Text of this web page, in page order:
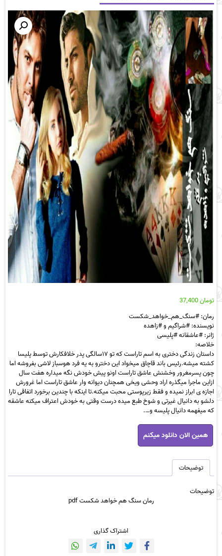
تومان37,400
رمان: #سنگ_هم_خواهد_شکست
نویسنده: #شراگیم و #زاهده
ژانر: #عاشقانه #پلیسی
خلاصه:
داستان زندگی دختری به اسم تاراست که تو ۱۷سالگی پدر خلافکارش توسط پلیسا
کشته میشه.رئیس باند قاچاق میخواد این دخترو به یه فرد هوسباز لاشی بفروشه اما
چون پسرمغرور وخشنش عاشق تاراست اونو پیش خودش نگه میداره هفت سال
ازاین ماجرا میگذره اراد وحشی ویخی همچنان دیوانه وار عاشق تاراست اما غرورش
اجازه ی ابراز نمیده و فقط زیرپوستی محبت میکنه.تا اینکه با چندین برخورد اتفاقی تارا
دلشو به دانیال غیرتی و شوخ طبع میده درست وقتی به خودش اعتراف میکنه عاشقه
که میفهمه دانیال پلیسه و….
رمان
سنگ
هم
شکست
pdf
همین الان دانلود میکنم
توضیحات
توضیحات
رمان سنگ هم خواهد شکست pdf
اشتراک گذاری